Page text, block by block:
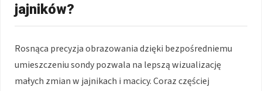
jajników?
Rosnąca precyzja obrazowania dzięki bezpośredniemu
umieszczeniu sondy pozwala na lepszą wizualizację
małych zmian w jajnikach i macicy. Coraz częściej